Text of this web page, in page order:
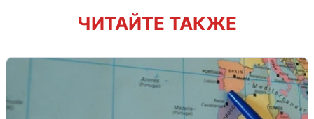
ЧИТАЙТЕ ТАКЖЕ